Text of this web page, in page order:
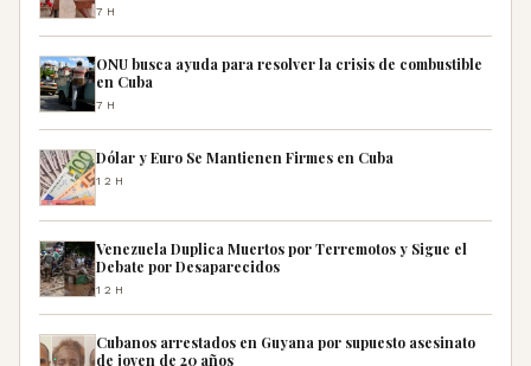
7H
ONU busca ayuda para resolver la crisis de combustible
en Cuba
7H
Dólar y Euro Se Mantienen Firmes en Cuba
12H
Venezuela Duplica Muertos por Terremotos y Sigue el
Debate por Desaparecidos
12H
Cubanos arrestados en Guyana por supuesto asesinato
de joven de 20 años